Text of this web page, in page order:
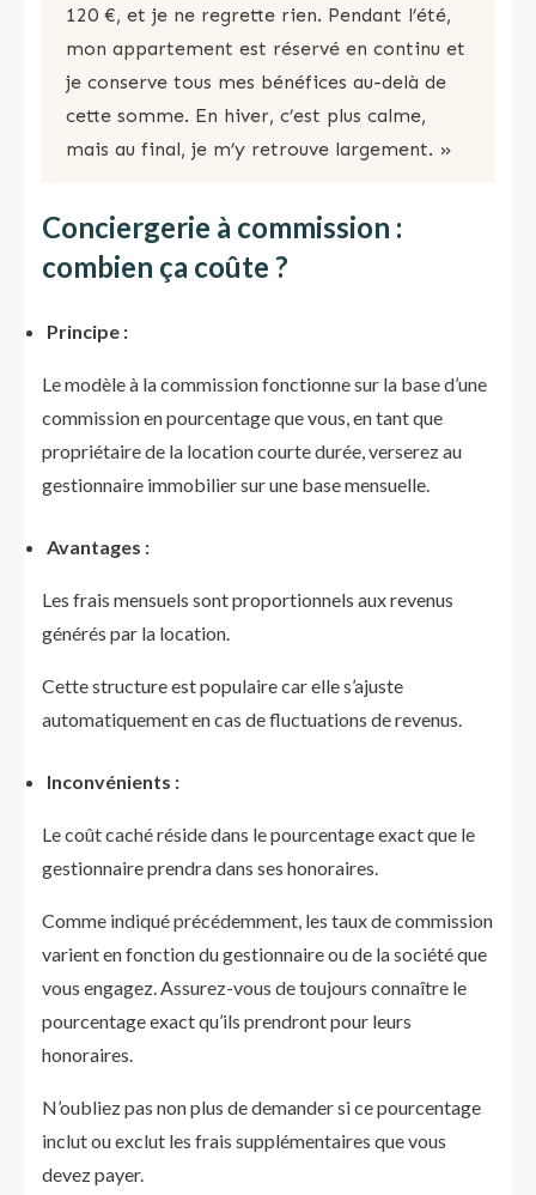
120 €, et je ne regrette rien. Pendant l’été,
mon appartement est réservé en continu et
je conserve tous mes bénéfices au-delà de
cette somme. En hiver, c’est plus calme,
mais au final, je m’y retrouve largement. »
Conciergerie à commission :
combien ça coûte ?
Principe :
Le modèle à la commission fonctionne sur la base d’une
commission en pourcentage que vous, en tant que
propriétaire de la location courte durée, verserez au
gestionnaire immobilier sur une base mensuelle.
Avantages :
Les frais mensuels sont proportionnels aux revenus
générés par la location.
Cette structure est populaire car elle s’ajuste
automatiquement en cas de fluctuations de revenus.
Inconvénients :
Le coût caché réside dans le pourcentage exact que le
gestionnaire prendra dans ses honoraires.
Comme indiqué précédemment, les taux de commission
varient en fonction du gestionnaire ou de la société que
vous engagez. Assurez-vous de toujours connaître le
pourcentage exact qu’ils prendront pour leurs
honoraires.
N’oubliez pas non plus de demander si ce pourcentage
inclut ou exclut les frais supplémentaires que vous
devez payer.